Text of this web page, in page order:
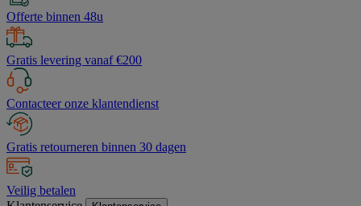
Offerte binnen 48u
Gratis levering vanaf €200
Contacteer onze klantendienst
Gratis retourneren binnen 30 dagen
Veilig betalen